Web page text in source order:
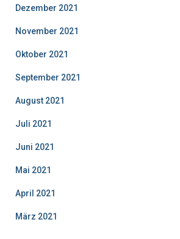
Dezember 2021
November 2021
Oktober 2021
September 2021
August 2021
Juli 2021
Juni 2021
Mai 2021
April 2021
März 2021